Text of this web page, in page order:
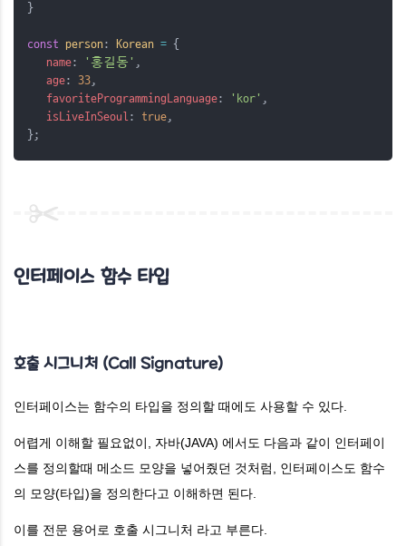
}
const person: Korean = {
name: '홍길동' ,
age: 33,
favoriteProgrammingLanguage: 'kor' ,
isLiveInSeoul: true,
};
인터페이스 함수 타입
호출 시그니처 (Call Signature)
인터페이스는 함수의 타입을 정의할 때에도 사용할 수 있다.
어렵게 이해할 필요없이, 자바(JAVA) 에서도 다음과 같이 인터페이
스를 정의할때 메소드 모양을 넣어줬던 것처럼, 인터페이스도 함수
의 모양(타입)을 정의한다고 이해하면 된다.
이를 전문 용어로 호출 시그니처 라고 부른다.